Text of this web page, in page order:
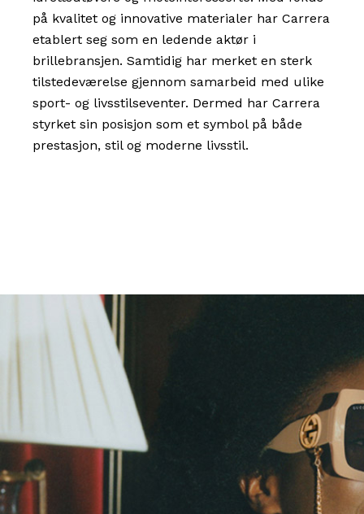
på kvalitet og innovative materialer har Carrera
etablert seg som en ledende aktør i
brillebransjen. Samtidig har merket en sterk
tilstedeværelse gjennom samarbeid med ulike
sport- og livsstilseventer. Dermed har Carrera
styrket sin posisjon som et symbol på både
prestasjon, stil og moderne livsstil.